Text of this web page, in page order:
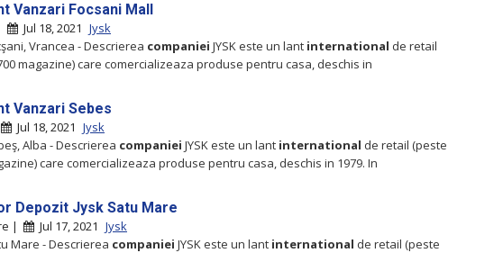
Vanzari Focsani Mall
Jul 18, 2021 Jysk
Vrancea - Descrierea companiei JYSK este un lant international de retail
magazine) care comercializeaza produse pentru casa, deschis in
Vanzari Sebes
Jul 18, 2021 Jysk
Alba - Descrierea companiei JYSK este un lant international de retail (peste
care comercializeaza produse pentru casa, deschis in 1979. In
Depozit Jysk Satu Mare
| Jul 17, 2021 Jysk
Mare - Descrierea companiei JYSK este un lant international de retail (peste